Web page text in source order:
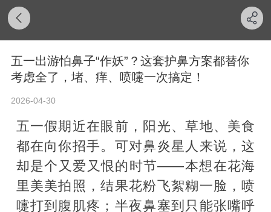
五一出游怕鼻子“作妖”？这套护鼻方案都替你
考虑全了，堵、痒、喷嚏一次搞定！
2026-04-30
五一假期近在眼前，阳光、草地、美食
都在向你招手。可对鼻炎星人来说，这
却是个又爱又恨的时节——本想在花海
里美美拍照，结果花粉飞絮糊一脸，喷
嚏打到腹肌疼；半夜鼻塞到只能张嘴呼